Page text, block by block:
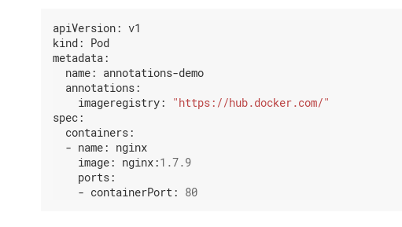
apiVersion: v1
kind: Pod
metadata:
name: annotations-demo
annotations:
imageregistry:
"https://hub.docker.com/"
spec:
containers:
- name: nginx
image: nginx:1.7.9
ports:
- containerPort: 80